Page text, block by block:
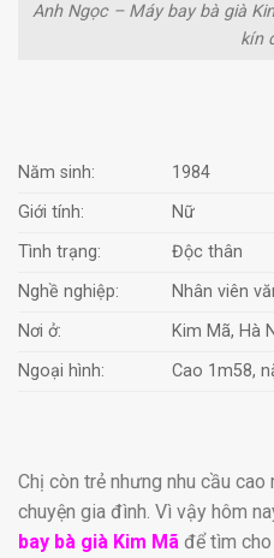
Anh Ngọc – Máy bay bà già
kín
Năm sinh:
1984
Giới tính:
Nữ
Tình trạng:
Độc thân
Nghề nghiệp:
Nhân viên
Nơi ở:
Kim Mã, Hà
Ngoại hình:
Cao 1m58,
Chị còn trẻ nhưng nhu cầu
chuyện gia đình. Vì vậy hôm
bay bà già Kim Mã để tìm